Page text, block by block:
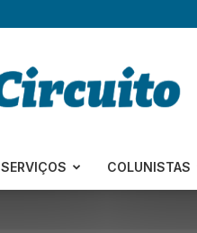
Revista
SERVIÇOS COLUNISTAS